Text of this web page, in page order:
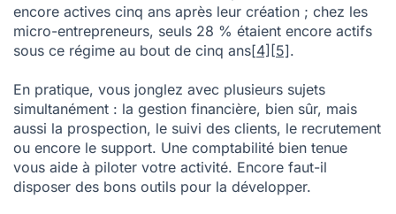
En pratique, vous jonglez avec plusieurs sujets
simultanément : la gestion financière, bien sûr, mais
aussi la prospection, le suivi des clients, le recrutement
vous aide à piloter votre activité. Encore faut-il
disposer des bons outils pour la développer.
Prenons un exemple concret. Vous pouvez
parfaitement suivre votre trésorerie et vos indicateurs
financiers tout en perdant des opportunités